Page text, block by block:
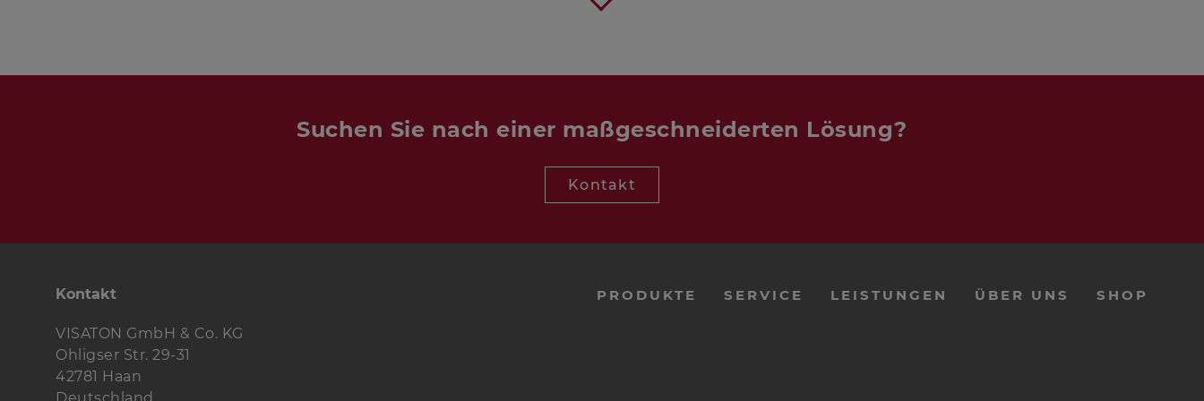
Suchen Sie nach einer maßgeschneiderten Lösung?
Kontakt
Kontakt
VISATON GmbH & Co. KG
Ohligser Str. 29-31
42781 Haan
PRODUKTE SERVICE LEISTUNGEN ÜBER UNS SHOP